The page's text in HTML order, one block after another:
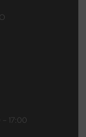
17:00